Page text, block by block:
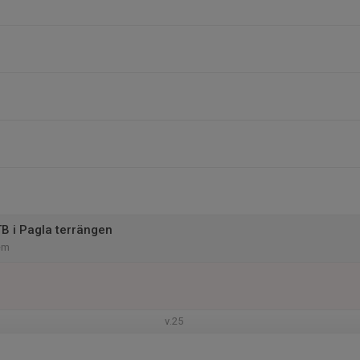
i Pagla terrängen
v.25